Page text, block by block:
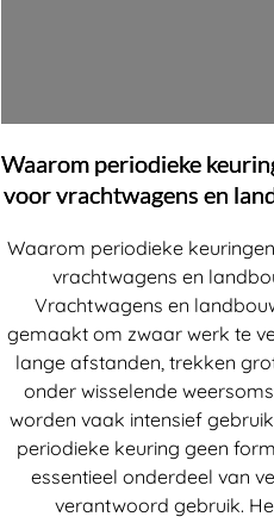
Waarom periodieke
voor vrachtwagens en
Waarom periodieke
vrachtwagens en
Vrachtwagens en
gemaakt om zwaar werk te
lange afstanden, trekken
onder wisselende
worden vaak intensief
periodieke keuring geen
essentieel onderdeel van
verantwoord gebruik.